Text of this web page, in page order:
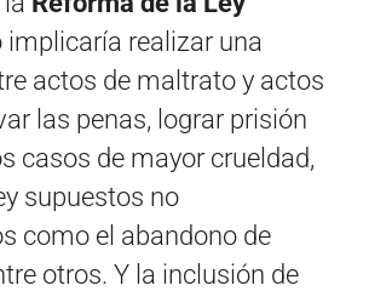
implicaría realizar una
actos de maltrato y actos
las penas, lograr prisión
casos de mayor crueldad,
supuestos no
como el abandono de
otros. Y la inclusión de